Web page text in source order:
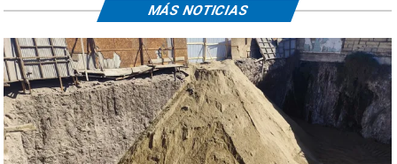
MÁS NOTICIAS